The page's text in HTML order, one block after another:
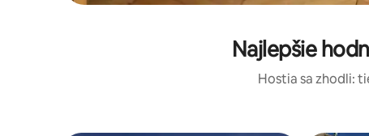
Najlepšie
Hostia sa zhodli: